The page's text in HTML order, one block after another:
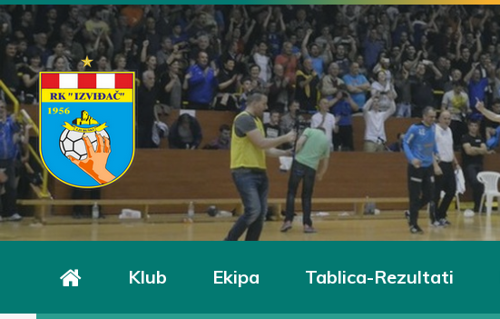
Klub Ekipa Tablica-Rezultati